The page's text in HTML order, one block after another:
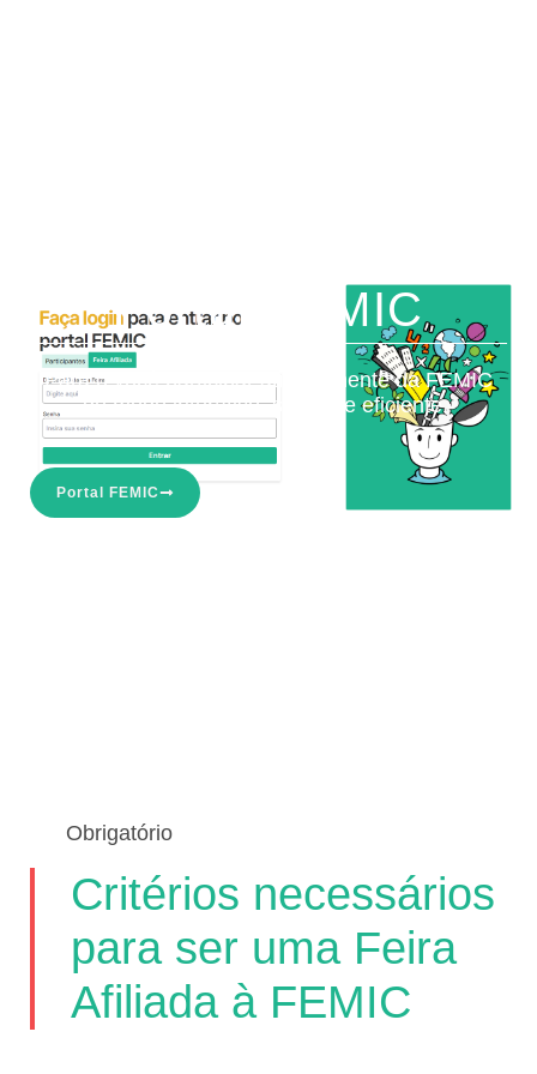
Portal FEMIC
Para o você participar ativamenente da FEMIC
de modo interativo, seguro e eficiente.
Portal FEMIC
Obrigatório
Critérios necessários
para ser uma Feira
Afiliada à FEMIC